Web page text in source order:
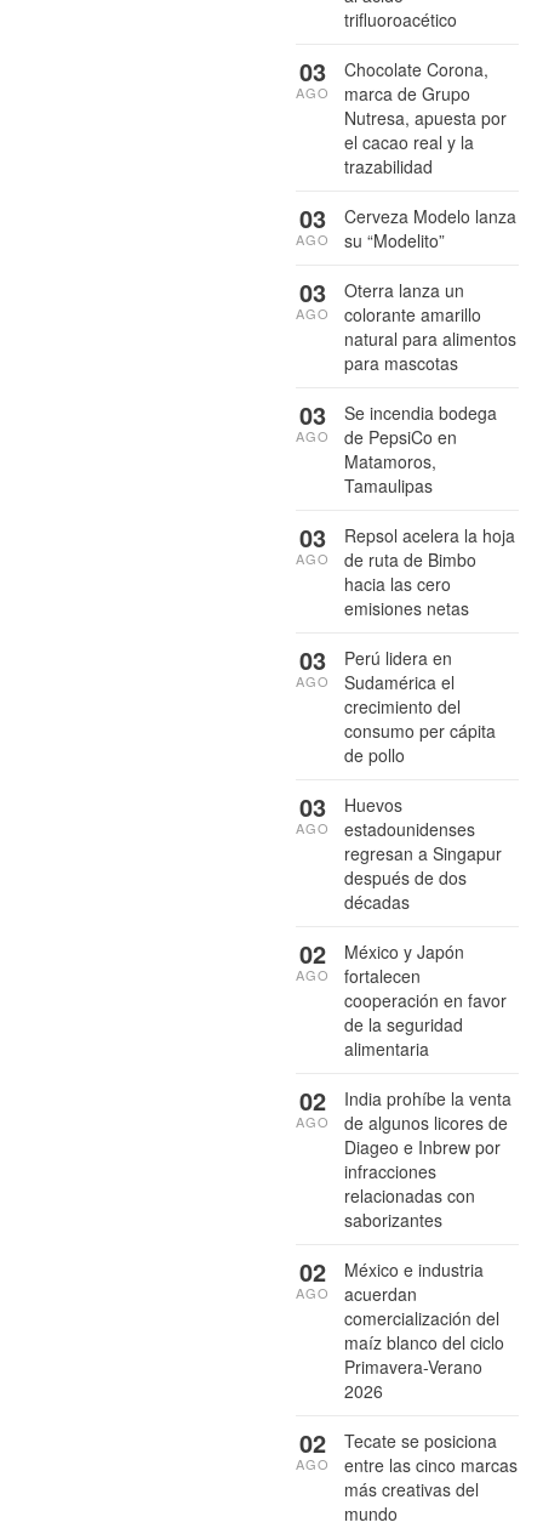
trifluoroacético
Chocolate Corona,
marca de Grupo
Nutresa, apuesta por
el cacao real y la
trazabilidad
03
AGO
Cerveza Modelo lanza
su “Modelito”
03
AGO
Oterra lanza un
colorante amarillo
natural para alimentos
para mascotas
03
AGO
Se incendia bodega
de PepsiCo en
Matamoros,
Tamaulipas
03
AGO
Repsol acelera la hoja
de ruta de Bimbo
hacia las cero
emisiones netas
03
AGO
Perú lidera en
Sudamérica el
crecimiento del
consumo per cápita
de pollo
03
AGO
Huevos
estadounidenses
regresan a Singapur
después de dos
décadas
03
AGO
México y Japón
fortalecen
cooperación en favor
de la seguridad
alimentaria
02
AGO
India prohíbe la venta
de algunos licores de
Diageo e Inbrew por
infracciones
relacionadas con
saborizantes
02
AGO
México e industria
acuerdan
comercialización del
maíz blanco del ciclo
Primavera-Verano
2026
02
AGO
Tecate se posiciona
entre las cinco marcas
más creativas del
mundo
02
AGO